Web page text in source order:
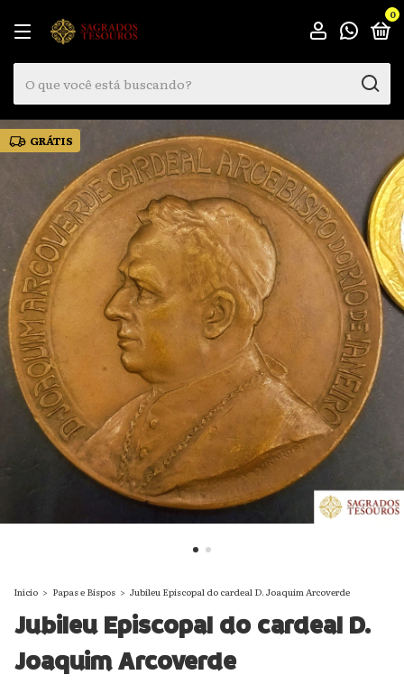
0
GRÁTIS
Início > Papas e Bispos > Jubileu Episcopal do cardeal D. Joaquim Arcoverde
Jubileu Episcopal do cardeal D.
Joaquim Arcoverde